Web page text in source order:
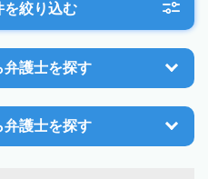
を絞り込む
弁護士を探す
弁護士を探す